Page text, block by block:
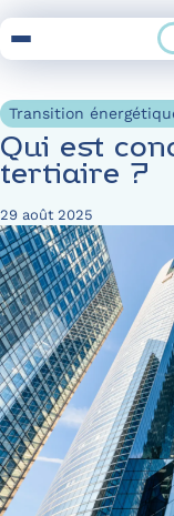
to
Transition
Qui est
tertiaire ?
29 août 2025